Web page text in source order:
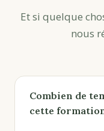
Et si quelque
nous
Combien de
cette